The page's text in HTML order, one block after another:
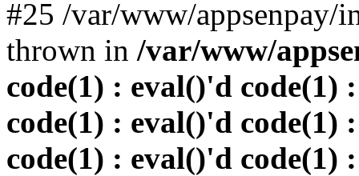
#25 /var/www/
thrown in /var/www/
code(1) : eval()'d code(1)
code(1) : eval()'d code(1)
code(1) : eval()'d code(1)